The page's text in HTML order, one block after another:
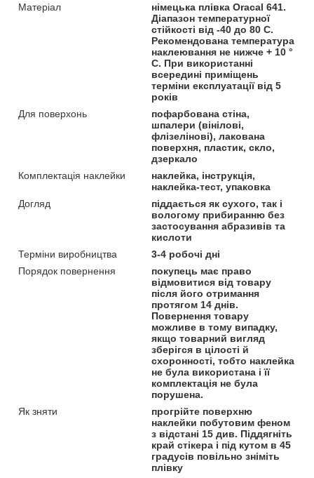
Матеріал
німецька плівка Oracal 641.
Діапазон температурної
стійкості від -40 до 80 С.
Рекомендована температура
наклеювання не нижче + 10 °
С. При використанні
всередині приміщень
терміни експлуатації від 5
років
Для поверхонь
пофарбована стіна,
шпалери (вінілові,
флізелінові), лакована
поверхня, пластик, скло,
дзеркало
Комплектація наклейки
наклейка, інструкція,
наклейка-тест, упаковка
Догляд
піддається як сухого, так і
вологому прибиранню без
застосування абразивів та
кислоти
Терміни виробництва
3-4 робочі дні
Порядок повернення
покупець має право
відмовитися від товару
після його отримання
протягом 14 днів.
Повернення товару
можливе в тому випадку,
якщо товарний вигляд
зберігся в цілості й
схоронності, тобто наклейка
не була використана і її
комплектація не була
порушена.
Як зняти
прогрійте поверхню
наклейки побутовим феном
з відстані 15 див. Піддягніть
край стікера і під кутом в 45
градусів повільно зніміть
плівку